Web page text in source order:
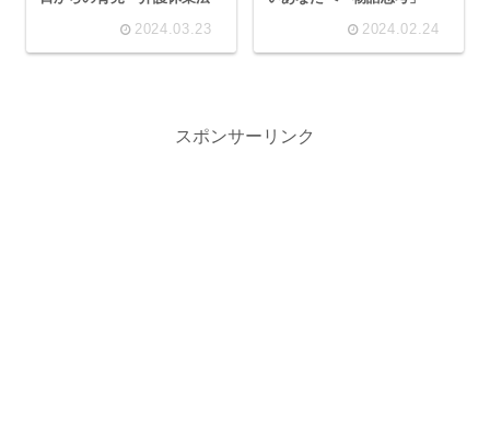
2024.03.23
2024.02.24
スポンサーリンク